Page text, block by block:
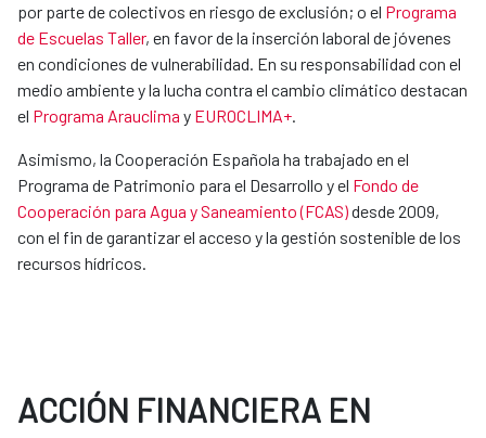
por parte de colectivos en riesgo de exclusión; o el Programa
de Escuelas Taller, en favor de la inserción laboral de jóvenes
en condiciones de vulnerabilidad. En su responsabilidad con el
medio ambiente y la lucha contra el cambio climático destacan
el Programa Arauclima y EUROCLIMA+.
Asimismo, la Cooperación Española ha trabajado en el
Programa de Patrimonio para el Desarrollo y el Fondo de
Cooperación para Agua y Saneamiento (FCAS)desde 2009,
con el fin de garantizar el acceso y la gestión sostenible de los
recursos hídricos.
ACCIÓN FINANCIERA EN